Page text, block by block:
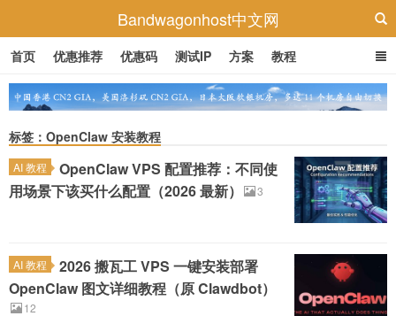
Bandwagonhost中文网
首页 优惠推荐 优惠码 测试IP 方案 教程
标签：OpenClaw 安装教程
AI 教程
OpenClaw VPS 配置推荐：不同使
用场景下该买什么配置（2026 最新）
3
AI 教程
2026 搬瓦工 VPS 一键安装部署
OpenClaw 图文详细教程（原 Clawdbot）
12